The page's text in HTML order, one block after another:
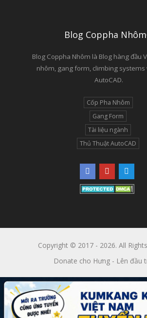
Blog Coppha
Blog Coppha Nhôm là Blog hàng đầu
nhôm, gang form, climbing systems
AutoCAD.
Cốp Pha Nhôm
Gang Form
Tài liệu ngành
Thủ Thuật AutoCAD
Copyright © 2017 - 2026. All
Donate cho Hưng- Lên đầu